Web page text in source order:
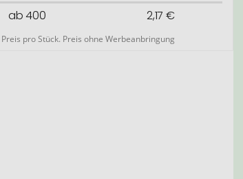
ab 400
2,17 €
pro Stück. Preis ohne Werbeanbringung